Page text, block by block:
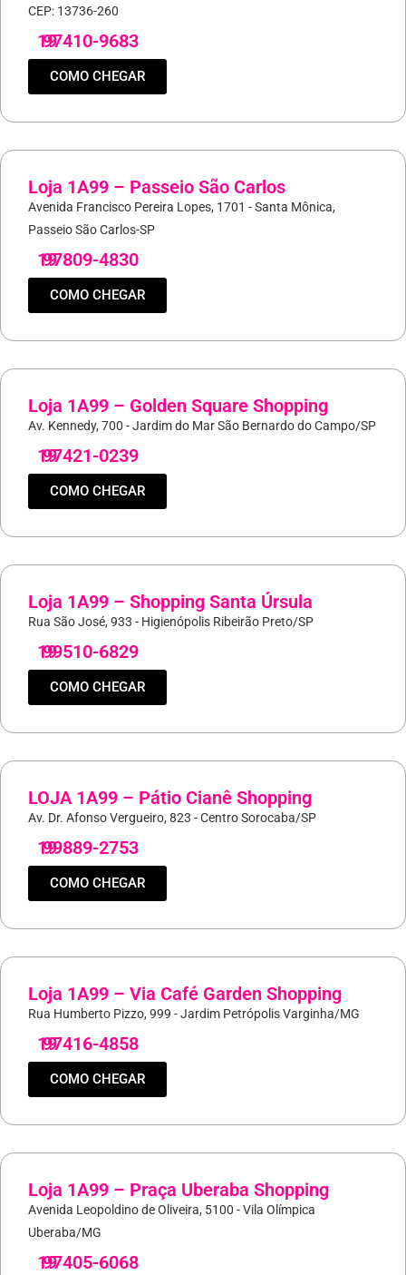
CEP: 13736-260
19
97410-9683
COMO CHEGAR
Loja 1A99 – Passeio São Carlos
Avenida Francisco Pereira Lopes, 1701 - Santa Mônica,
Passeio São Carlos-SP
19
97809-4830
COMO CHEGAR
Loja 1A99 – Golden Square Shopping
Av. Kennedy, 700 - Jardim do Mar São Bernardo do Campo/SP
19
97421-0239
COMO CHEGAR
Loja 1A99 – Shopping Santa Úrsula
Rua São José, 933 - Higienópolis Ribeirão Preto/SP
19
99510-6829
COMO CHEGAR
LOJA 1A99 – Pátio Cianê Shopping
Av. Dr. Afonso Vergueiro, 823 - Centro Sorocaba/SP
19
99889-2753
COMO CHEGAR
Loja 1A99 – Via Café Garden Shopping
Rua Humberto Pizzo, 999 - Jardim Petrópolis Varginha/MG
19
97416-4858
COMO CHEGAR
Loja 1A99 – Praça Uberaba Shopping
Avenida Leopoldino de Oliveira, 5100 - Vila Olímpica
Uberaba/MG
19
97405-6068